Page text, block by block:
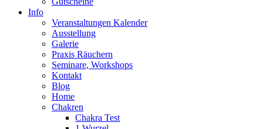
Info
Veranstaltungen Kalender
Ausstellung
Galerie
Praxis Räuchern
Seminare, Workshops
Kontakt
Blog
Home
Chakren
Chakra Test